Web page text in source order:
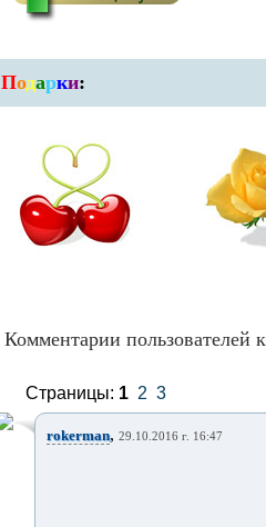
Подарки:
Комментарии пользователей
Страницы: 1 2 3
rokerman, 29.10.2016 г. 16:47